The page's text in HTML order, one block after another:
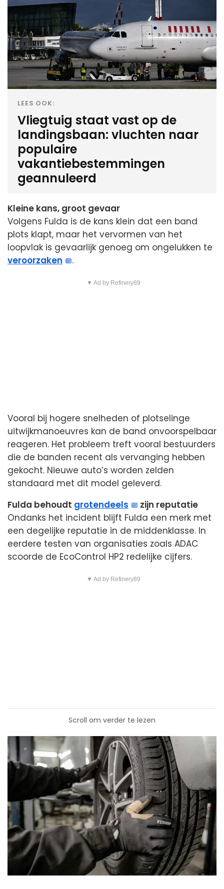
LEES OOK:
Vliegtuig staat vast op de
landingsbaan: vluchten naar
populaire
vakantiebestemmingen
geannuleerd
Kleine kans, groot gevaar
Volgens Fulda is de kans klein dat een band
plots klapt, maar het vervormen van het
loopvlak is gevaarlijk genoeg om ongelukken te
veroorzaken
.
▼ Ad by Refinery89
Vooral bij hogere snelheden of plotselinge
uitwijkmanoeuvres kan de band onvoorspelbaar
reageren. Het probleem treft vooral bestuurders
die de banden recent als vervanging hebben
gekocht. Nieuwe auto’s worden zelden
standaard met dit model geleverd.
Fulda behoudt grotendeels
zijn reputatie
Ondanks het incident blijft Fulda een merk met
een degelijke reputatie in de middenklasse. In
eerdere testen van organisaties zoals ADAC
scoorde de EcoControl HP2 redelijke cijfers.
▼ Ad by Refinery89
Scroll om verder te lezen